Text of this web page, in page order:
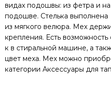
видах подошвы: из фетра и на
подошве. Стелька выполнена
из мягкого велюра. Мех
крепления. Есть возможность
к в стиральной машине, а
цвет меха. Мех можно
категории Аксессуары для